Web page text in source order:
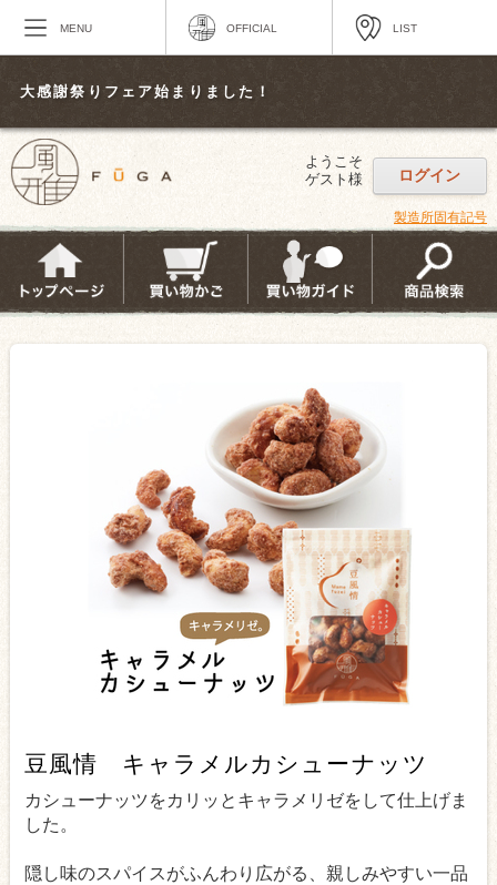
MENU OFFICIAL LIST
大感謝祭りフェア始まりました！
ようこそ
ゲスト様
ログイン
製造所固有記号
豆風情 キャラメルカシューナッツ
カシューナッツをカリッとキャラメリゼをして仕上げま
した。
隠し味のスパイスがふんわり広がる、親しみやすい一品